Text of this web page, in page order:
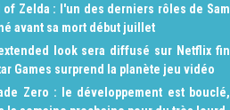
of Zelda : l'un des derniers rôles de Sam
avant sa mort début juillet
look sera diffusé sur Netflix fin
Games surprend la planète jeu vidéo
Zero : le développement est bouclé,